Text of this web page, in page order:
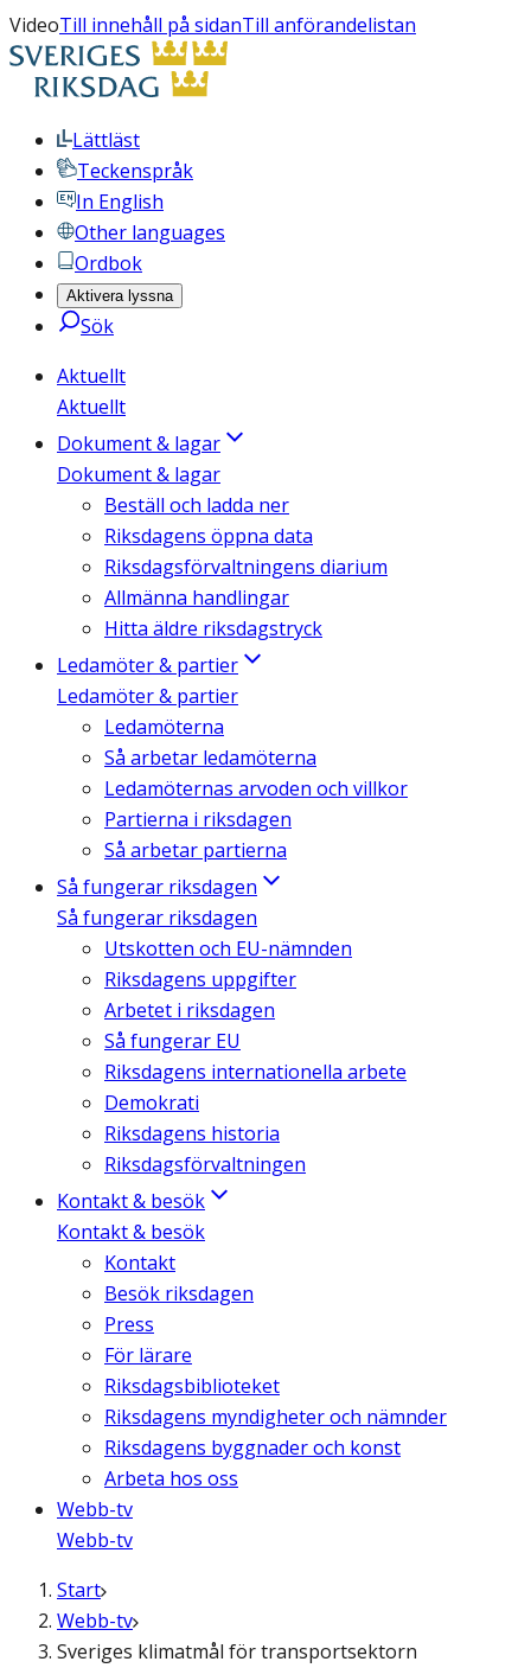
VideoTill innehåll på sidanTill anförandelistan
Lättläst
Teckenspråk
In English
Other languages
Ordbok
Aktivera lyssna
Sök
Aktuellt
Aktuellt
Dokument & lagar
Dokument & lagar
Beställ och ladda ner
Riksdagens öppna data
Riksdagsförvaltningens diarium
Allmänna handlingar
Hitta äldre riksdagstryck
Ledamöter & partier
Ledamöter & partier
Ledamöterna
Så arbetar ledamöterna
Ledamöternas arvoden och villkor
Partierna i riksdagen
Så arbetar partierna
Så fungerar riksdagen
Så fungerar riksdagen
Utskotten och EU-nämnden
Riksdagens uppgifter
Arbetet i riksdagen
Så fungerar EU
Riksdagens internationella arbete
Demokrati
Riksdagens historia
Riksdagsförvaltningen
Kontakt & besök
Kontakt & besök
Kontakt
Besök riksdagen
Press
För lärare
Riksdagsbiblioteket
Riksdagens myndigheter och nämnder
Riksdagens byggnader och konst
Arbeta hos oss
Webb-tv
Webb-tv
Start
Webb-tv
Sveriges klimatmål för transportsektorn